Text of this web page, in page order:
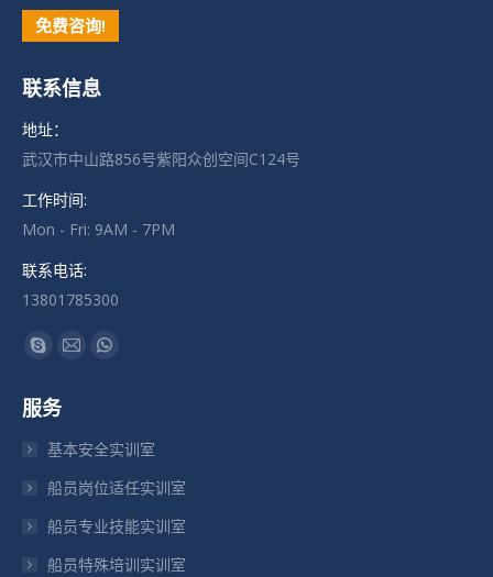
免费咨询!
联系信息
地址：
武汉市中山路856号紫阳众创空间C124号
工作时间:
Mon - Fri: 9AM - 7PM
联系电话:
13801785300
找到我们：
Skype
在
新
口
中
打
Mail
新
口
中
打
Whatsapp
新
口
中
打
服务
基本安全实训室
船员岗位适任实训室
船员专业技能实训室
船员特殊培训实训室